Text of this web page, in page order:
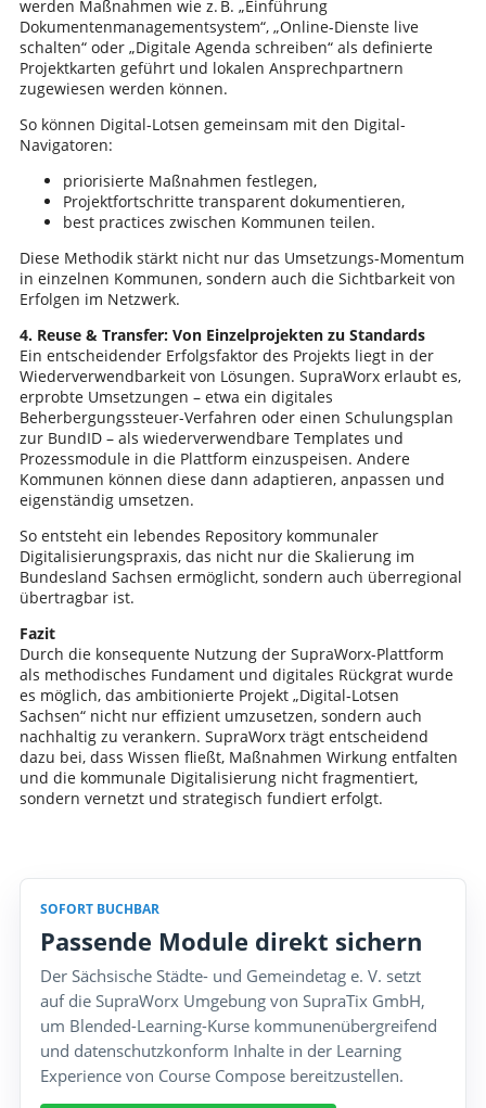
werden Maßnahmen wie z. B. „Einführung
Dokumentenmanagementsystem“, „Online-Dienste live
schalten“ oder „Digitale Agenda schreiben“ als definierte
Projektkarten geführt und lokalen Ansprechpartnern
zugewiesen werden können.
So können Digital-Lotsen gemeinsam mit den Digital-
Navigatoren:
priorisierte Maßnahmen festlegen,
Projektfortschritte transparent dokumentieren,
best practices zwischen Kommunen teilen.
Diese Methodik stärkt nicht nur das Umsetzungs-Momentum
in einzelnen Kommunen, sondern auch die Sichtbarkeit von
Erfolgen im Netzwerk.
4. Reuse & Transfer: Von Einzelprojekten zu Standards
Ein entscheidender Erfolgsfaktor des Projekts liegt in der
Wiederverwendbarkeit von Lösungen. SupraWorx erlaubt es,
erprobte Umsetzungen – etwa ein digitales
Beherbergungssteuer-Verfahren oder einen Schulungsplan
zur BundID – als wiederverwendbare Templates und
Prozessmodule in die Plattform einzuspeisen. Andere
Kommunen können diese dann adaptieren, anpassen und
eigenständig umsetzen.
So entsteht ein lebendes Repository kommunaler
Digitalisierungspraxis, das nicht nur die Skalierung im
Bundesland Sachsen ermöglicht, sondern auch überregional
übertragbar ist.
Fazit
Durch die konsequente Nutzung der SupraWorx-Plattform
als methodisches Fundament und digitales Rückgrat wurde
es möglich, das ambitionierte Projekt „Digital-Lotsen
Sachsen“ nicht nur effizient umzusetzen, sondern auch
nachhaltig zu verankern. SupraWorx trägt entscheidend
dazu bei, dass Wissen fließt, Maßnahmen Wirkung entfalten
und die kommunale Digitalisierung nicht fragmentiert,
sondern vernetzt und strategisch fundiert erfolgt.
SOFORT BUCHBAR
Passende Module direkt sichern
Der Sächsische Städte- und Gemeindetag e. V. setzt
auf die SupraWorx Umgebung von SupraTix GmbH,
um Blended-Learning-Kurse kommunenübergreifend
und datenschutzkonform Inhalte in der Learning
Experience von Course Compose bereitzustellen.